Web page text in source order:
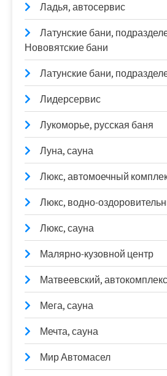
Ладья, автосервис
Латунские бани,
Нововятские бани
Латунские бани,
Лидерсервис
Лукоморье, русская баня
Луна, сауна
Люкс, автомоечный
Люкс, водно-
Люкс, сауна
Малярно-кузовной центр
Матвеевский, автокомплекс
Мега, сауна
Мечта, сауна
Мир Автомасел